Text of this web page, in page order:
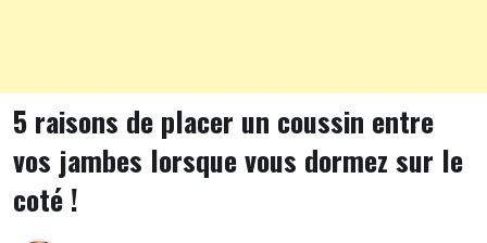
5 raisons de placer un coussin entre
vos jambes lorsque vous dormez sur le
coté !